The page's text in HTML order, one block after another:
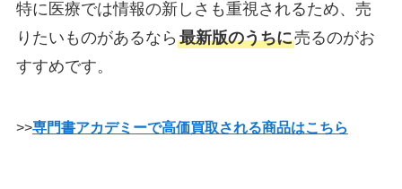
特に医療では情報の新しさも重視されるため、売
りたいものがあるなら 最新版のうちに売るのがお
すすめです。
>>専門書アカデミーで高価買取される商品はこちら